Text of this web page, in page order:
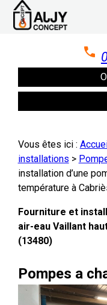
Vous êtes ici :
installations >
installation d’une
température à
Fourniture et
air-eau Vaillant
(13480)
Pompes a
Panneau de gestion des